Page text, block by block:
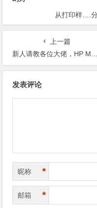
从打印样….
上一篇
新人请教各位大佬，HP M403d原装硒鼓要怎么加粉
发表评论
昵称 *
邮箱 *